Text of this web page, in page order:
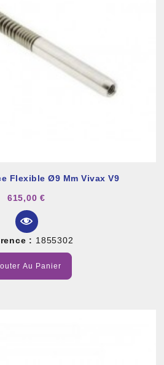
Flexible Ø9 Mm Vivax V9
615,00 €
: 1855302
Au Panier